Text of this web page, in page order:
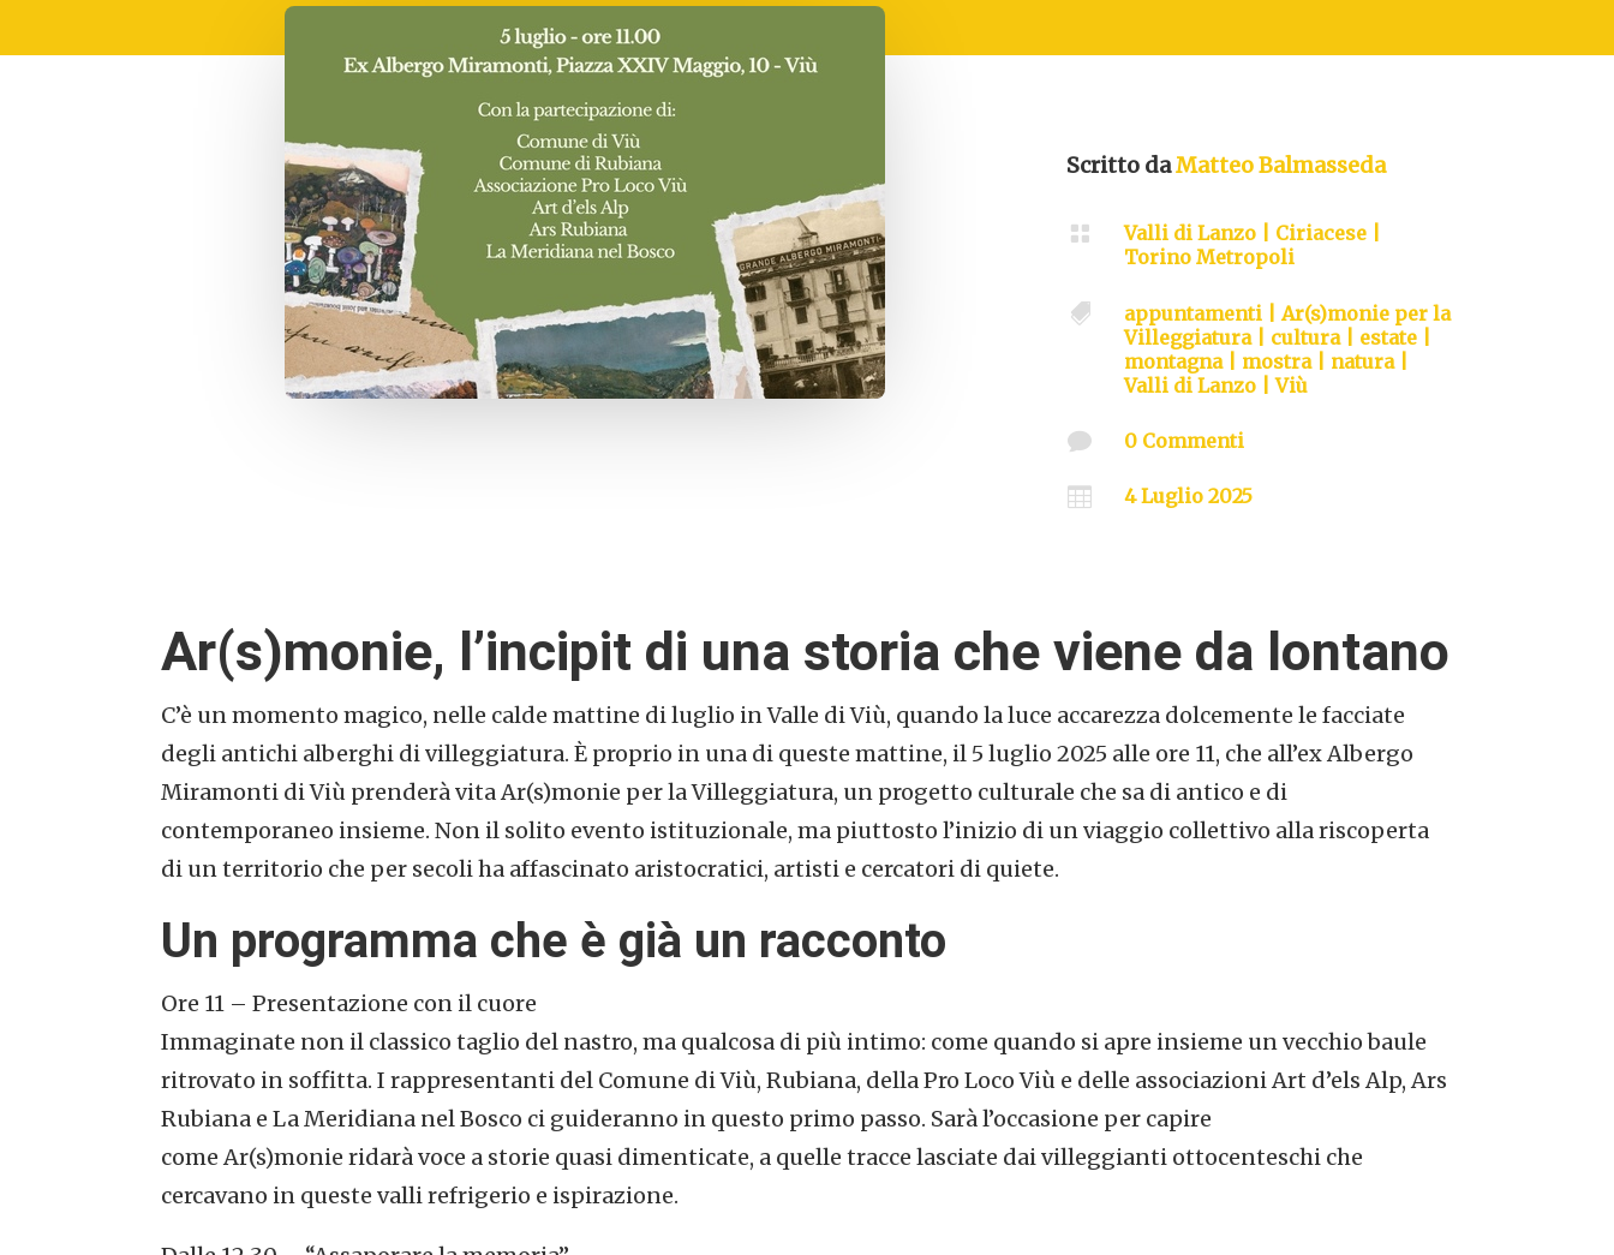
Scritto daMatteo Balmasseda
 Valli di Lanzo Ciriacese
Torino Metropoli
 appuntamenti |Ar(s)monie per la
Villeggiatura| cultura| estate
montagna| mostra| natura|
Valli di Lanzo |Viù
 0 Commenti
 4 Luglio 2025
Ar(s)monie, l’incipit di una storia che viene da lontano
C’è un momento magico, nelle calde mattine di luglio in Valle di Viù, quando la luce accarezza dolcemente le facciate
degli antichi alberghi di villeggiatura. È proprio in una di queste mattine, il 5 luglio 2025 alle ore 11, che all’ex Albergo
Miramonti di Viù prenderà vita Ar(s)monie per la Villeggiatura, un progetto culturale che sa di antico e di
contemporaneo insieme. Non il solito evento istituzionale, ma piuttosto l’inizio di un viaggio collettivo alla riscoperta
di un territorio che per secoli ha affascinato aristocratici, artisti e cercatori di quiete.
Un programma che è già un racconto
Ore 11 – Presentazione con il cuore
Immaginate non il classico taglio del nastro, ma qualcosa di più intimo: come quando si apre insieme un vecchio baule
ritrovato in soffitta. I rappresentanti del Comune di Viù, Rubiana, della Pro Loco Viù e delle associazioni Art d’els Alp, Ars
Rubiana e La Meridiana nel Bosco ci guideranno in questo primo passo. Sarà l’occasione per capire
come Ar(s)monie ridarà voce a storie quasi dimenticate, a quelle tracce lasciate dai villeggianti ottocenteschi che
cercavano in queste valli refrigerio e ispirazione.